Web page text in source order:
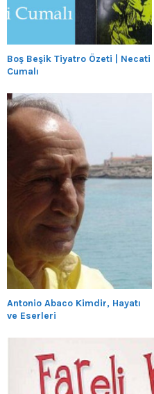
Boş Beşik Tiyatro Özeti | Necati
Cumalı
Antonio Abaco Kimdir, Hayatı
ve Eserleri